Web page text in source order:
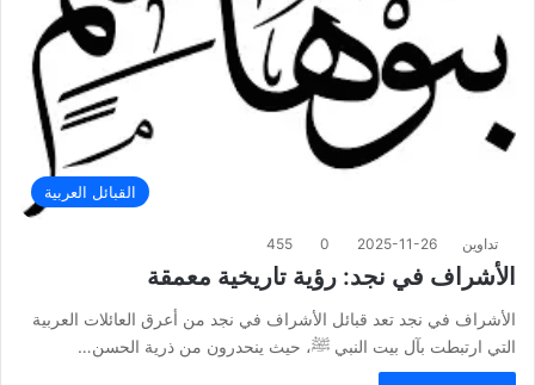
القبائل العربية
تداوين 2025-11-26
0
455
الأشراف في نجد: رؤية تاريخية معمقة
الأشراف في نجد تعد قبائل الأشراف في نجد من أعرق العائلات العربية
التي ارتبطت بآل بيت النبي ﷺ، حيث ينحدرون من ذرية الحسن…